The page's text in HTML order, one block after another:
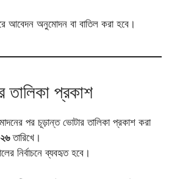
আবেদন অনুমোদন বা বাতিল করা হবে।
তালিকা প্রকাশ
পর চূড়ান্ত ভোটার তালিকা প্রকাশ করা
তারিখে।
নির্বাচনে ব্যবহৃত হবে।